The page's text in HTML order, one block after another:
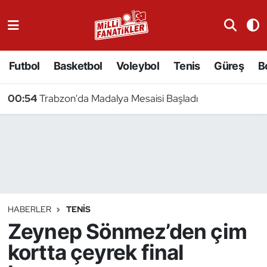
Futbol Basketbol Voleybol Tenis Güreş
00:54Trabzon'da Madalya Mesaisi Başladı
HABERLER TENIS
Zeynep Sönmez’den çim
kortta çeyrek final
Badminton
Binicilik
Bisiklet